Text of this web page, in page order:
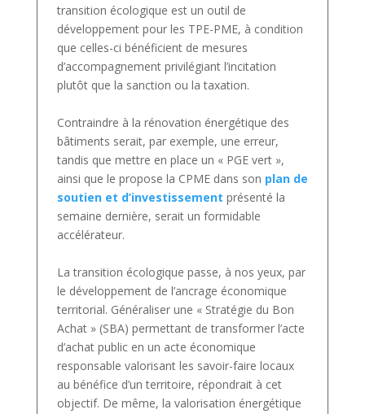
transition écologique est un outil de
développement pour les TPE-PME, à condition
que celles-ci bénéficient de mesures
d’accompagnement privilégiant l’incitation
plutôt que la sanction ou la taxation.
Contraindre à la rénovation énergétique des
bâtiments serait, par exemple, une erreur,
tandis que mettre en place un « PGE vert »,
ainsi que le propose la CPME dans son plan de
soutien et d’investissement présenté la
semaine dernière, serait un formidable
accélérateur.
La transition écologique passe, à nos yeux, par
le développement de l’ancrage économique
territorial. Généraliser une « Stratégie du Bon
Achat » (SBA) permettant de transformer l’acte
d’achat public en un acte économique
responsable valorisant les savoir-faire locaux
au bénéfice d’un territoire, répondrait à cet
objectif. De même, la valorisation énergétique